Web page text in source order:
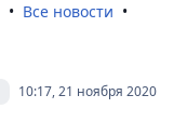
Все новости
10:17, 21 ноября 2020